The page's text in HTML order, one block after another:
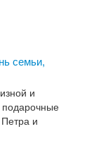
семьи,
и
подарочные
и